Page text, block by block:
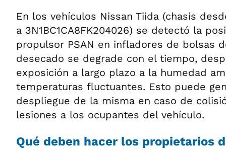
En los vehículos Nissan Tiida (chasis
a 3N1BC1CA8FK204026) se detectó la
propulsor PSAN en infladores de bolsas
desecado se degrade con el tiempo,
exposición a largo plazo a la humedad
temperaturas fluctuantes. Esto puede
despliegue de la misma en caso de
lesiones a los ocupantes del vehículo.
Qué deben hacer los propietarios